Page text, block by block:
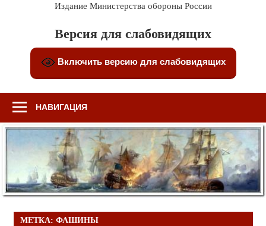
Издание Министерства обороны России
Версия для слабовидящих
Включить версию для слабовидящих
НАВИГАЦИЯ
МЕТКА: ФАШИНЫ